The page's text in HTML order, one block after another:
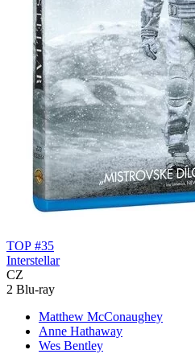
TOP #35
Interstellar
CZ
2 Blu-ray
Matthew McConaughey
Anne Hathaway
Wes Bentley